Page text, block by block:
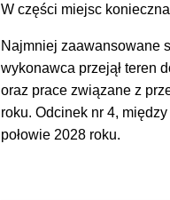
W części miejsc
Najmniej zaawansowane
wykonawca przejął teren
oraz prace związane z
roku. Odcinek nr 4,
połowie 2028 roku.